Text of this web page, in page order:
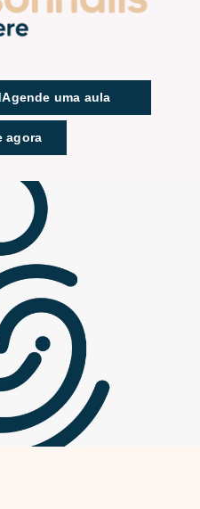
Agende uma aula
agora
em